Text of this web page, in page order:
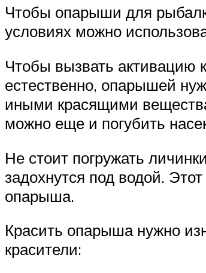
Чтобы опарыши для
условиях можно
Чтобы вызвать активацию
естественно, опарышей
иными красящими
можно еще и погубить
Не стоит погружать
задохнутся под водой.
опарыша.
Красить опарыша нужно
красители: